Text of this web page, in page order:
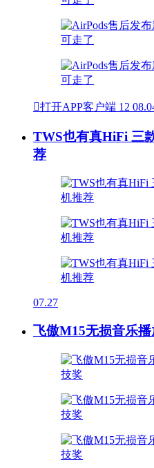
打开APP客户端 12
TWS也有真HiFi 三
荐
07.27
飞傲M15无损音乐